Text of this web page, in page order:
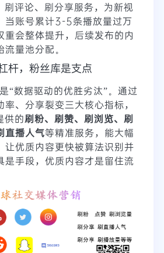
刷评论、刷分享服务，为新视
当账号累计3-5条播放量过万
重会整体提升，后续发布的内
量池分配。
杆，粉丝库是支点
“数据驱动的优胜劣汰”。通过
、分享裂变三大核心指标，
供的刷粉、刷赞、刷浏览、刷
直播人气等精准服务，能大幅
让优质内容更快被算法识别并
是手段，优质内容才是留住流